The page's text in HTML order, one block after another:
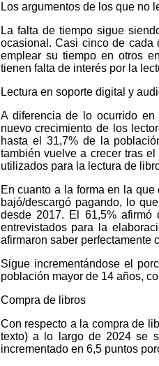
Los argumentos de los que no
La falta de tiempo sigue
ocasional. Casi cinco de cada
emplear su tiempo en otros
tienen falta de interés por la
Lectura en soporte digital y
A diferencia de lo ocurrido
nuevo crecimiento de los
hasta el 31,7% de la
también vuelve a crecer tras
utilizados para la lectura de
En cuanto a la forma en la
bajó/descargó pagando, lo
desde 2017. El 61,5% afirmó
entrevistados para la
afirmaron saber perfectamente
Sigue incrementándose el
población mayor de 14 años,
Compra de libros
Con respecto a la compra de
texto) a lo largo de 2024 se
incrementado en 6,5 puntos